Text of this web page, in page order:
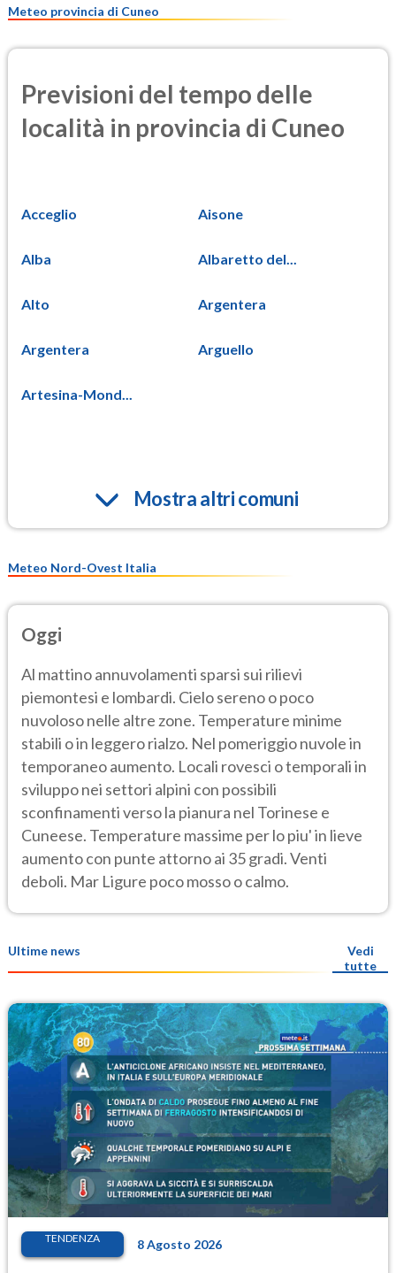
Meteo provincia di Cuneo
Previsioni del tempo delle
località in provincia di Cuneo
Acceglio Aisone
Alba Albaretto del...
Alto Argentera
Argentera Arguello
Artesina-Mond...
Mostra altri comuni
Meteo Nord-Ovest Italia
Oggi
Al mattino annuvolamenti sparsi sui rilievi
piemontesi e lombardi. Cielo sereno o poco
nuvoloso nelle altre zone. Temperature minime
stabili o in leggero rialzo. Nel pomeriggio nuvole in
temporaneo aumento. Locali rovesci o temporali in
sviluppo nei settori alpini con possibili
sconfinamenti verso la pianura nel Torinese e
Cuneese. Temperature massime per lo piu' in lieve
aumento con punte attorno ai 35 gradi. Venti
deboli. Mar Ligure poco mosso o calmo.
Ultime news
Vedi
tutte
TENDENZA 8 Agosto 2026